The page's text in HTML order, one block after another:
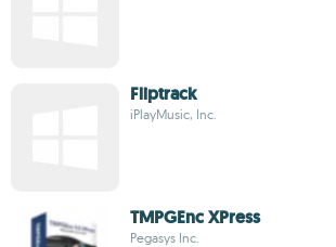
Fliptrack
iPlayMusic, Inc.
TMPGEnc XPress
Pegasys Inc.